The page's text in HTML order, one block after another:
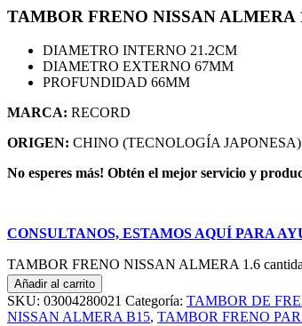
TAMBOR FRENO NISSAN ALMERA
DIAMETRO INTERNO 21.2CM
DIAMETRO EXTERNO 67MM
PROFUNDIDAD 66MM
MARCA: RECORD
ORIGEN: CHINO (TECNOLOGÍA JAPONESA)
No esperes más! Obtén el mejor servicio y
CONSULTANOS, ESTAMOS AQUÍ PARA
TAMBOR FRENO NISSAN ALMERA 1.6
Añadir al carrito
SKU: 03004280021 Categoría: TAMBOR DE
NISSAN ALMERA B15, TAMBOR FRENO